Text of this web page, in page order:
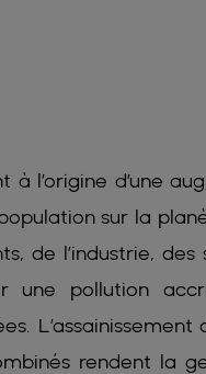
à l’origine d’une
sur la
de l’industrie,
une pollution
L’assainissement
rendent la